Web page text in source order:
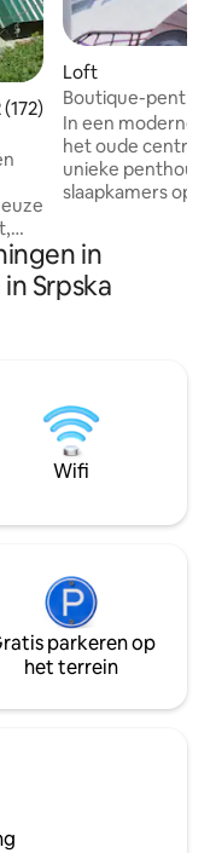
beoordeling van
Loft
Boutique-
oude brug
In een moderne
het oude
unieke
slaapkamers op
met een
de rivier en het
'Stari most' - de oude
je koffie te genieten. Zeer
welkom!
in
Srpska
Wifi
parkeren op
het terrein